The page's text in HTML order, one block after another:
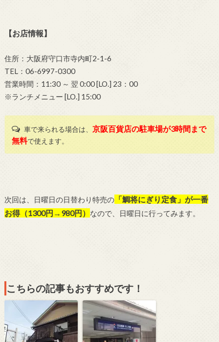
【お店情報】
住所：大阪府守口市寺内町2-1-6
TEL：06-6997-0300
営業時間：11:30 ～ 翌 0:00 [LO.] 23：00
※ランチメニュー [LO.] 15:00
車で来られる場合は、京阪百貨店の駐車場が3時間まで
無料で使えます。
次回は、日曜日の日替わり特売の「鯛将にぎり定食」が一番
お得（1300円→980円） なので、日曜日に行ってみます。
こちらの記事もおすすめです！